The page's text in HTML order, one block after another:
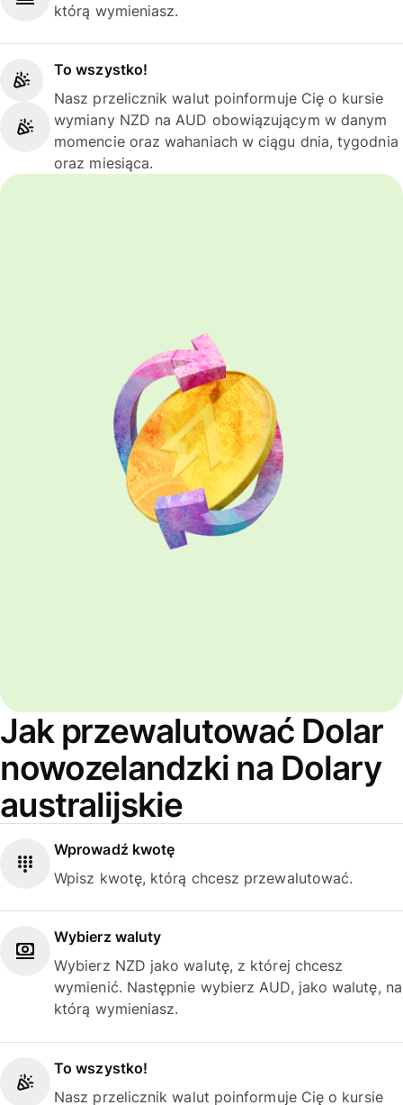
którą wymieniasz.
To wszystko!
Nasz przelicznik walut poinformuje Cię o kursie
wymiany NZD na AUD obowiązującym w danym
momencie oraz wahaniach w ciągu dnia, tygodnia
oraz miesiąca.
Jak przewalutować Dolar
nowozelandzki na Dolary
australijskie
Wprowadź kwotę
Wpisz kwotę, którą chcesz przewalutować.
Wybierz waluty
Wybierz NZD jako walutę, z której chcesz
wymienić. Następnie wybierz AUD, jako walutę, na
którą wymieniasz.
To wszystko!
Nasz przelicznik walut poinformuje Cię o kursie